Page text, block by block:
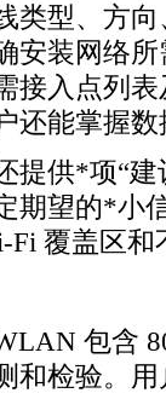
类型、方
安装网络
接入点列
还能掌握
提供*项“
期望的*小
Fi 覆盖区
包含
和检验。